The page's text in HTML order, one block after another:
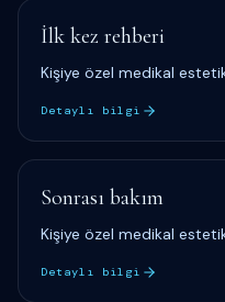
İlk kez rehberi
Kişiye özel medikal
Detaylı bilgi
Sonrası bakım
Kişiye özel medikal
Detaylı bilgi